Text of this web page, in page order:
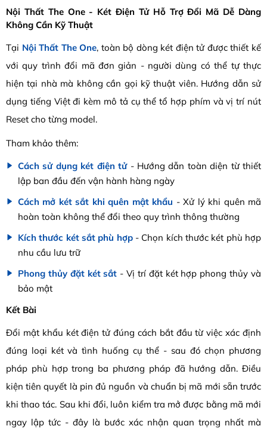
Nội Thất The One - Két Điện Tử Hỗ Trợ Đổi Mã Dễ Dàng
Không Cần Kỹ Thuật
Tại Nội Thất The One, toàn bộ dòng két điện tử được thiết kế
với quy trình đổi mã đơn giản - người dùng có thể tự thực
hiện tại nhà mà không cần gọi kỹ thuật viên. Hướng dẫn sử
dụng tiếng Việt đi kèm mô tả cụ thể tổ hợp phím và vị trí nút
Reset cho từng model.
Tham khảo thêm:
Cách sử dụng két điện tử- Hướng dẫn toàn diện từ thiết
lập ban đầu đến vận hành hàng ngày
Cách mở két sắt khi quên mật khẩu - Xử lý khi quên mã
hoàn toàn không thể đổi theo quy trình thông thường
Kích thước két sắt phù hợp- Chọn kích thước két phù hợp
nhu cầu lưu trữ
Phong thủy đặt két sắt - Vị trí đặt két hợp phong thủy và
bảo mật
Kết Bài
Đổi mật khẩu két điện tử đúng cách bắt đầu từ việc xác định
đúng loại két và tình huống cụ thể - sau đó chọn phương
pháp phù hợp trong ba phương pháp đã hướng dẫn. Điều
kiện tiên quyết là pin đủ nguồn và chuẩn bị mã mới sẵn trước
khi thao tác. Sau khi đổi, luôn kiểm tra mở được bằng mã mới
ngay lập tức - đây là bước xác nhận quan trọng nhất mà